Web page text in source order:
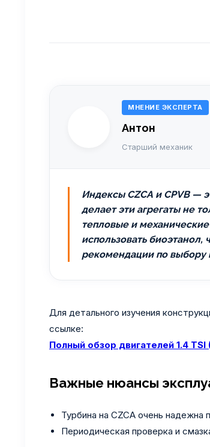
МНЕНИЕ ЭКСПЕРТА
Антон
Старший механик
Индексы CZCA и CPVB —
делает эти агрегаты не
тепловые и
использовать
рекомендации по выбору
Для детального изучения
ссылке:
Полный обзор двигателей 1.4 TSI
Важные нюансы
Турбина на CZCA очень надежна
Периодическая проверка и